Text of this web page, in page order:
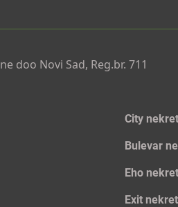
doo Novi Sad, Reg.br. 711
City
Bulevar
Eho
Exit